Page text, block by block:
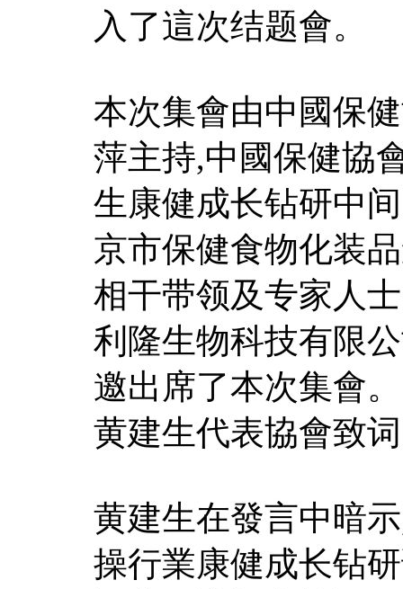
入了這次结题會。
本次集會由中國保
萍主持,中國保健協
生康健成长钻研中
京市保健食物化装
相干带领及专家人
利隆生物科技有限
邀出席了本次集會
黄建生代表協會致
黄建生在發言中暗
操行業康健成长钻